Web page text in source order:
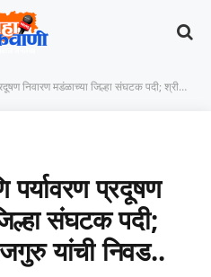
जिल्हा संघटक पदी; श्रीमती. कामिनी राजगुरु यांची निवड..
प्रदूषण
संघटक पदी;
यांची निवड..